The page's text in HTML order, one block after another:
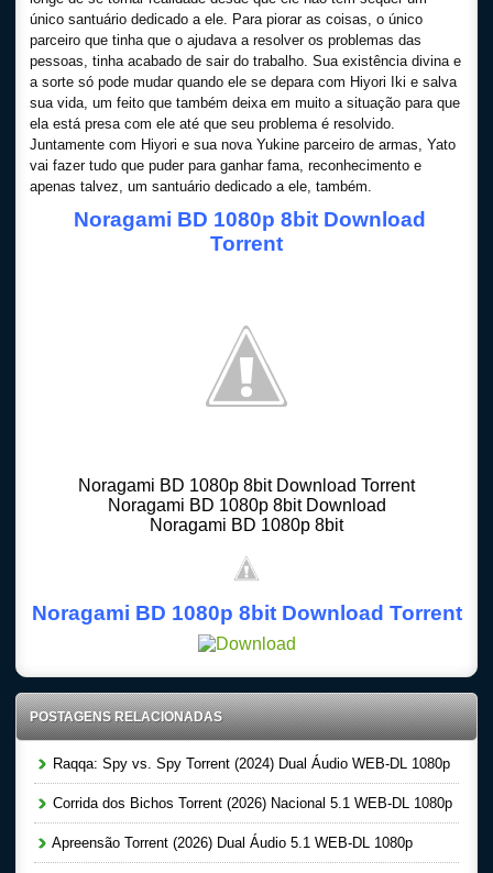
único santuário dedicado a ele. Para piorar as coisas, o único
parceiro que tinha que o ajudava a resolver os problemas das
pessoas, tinha acabado de sair do trabalho. Sua existência divina e
a sorte só pode mudar quando ele se depara com Hiyori Iki e salva
sua vida, um feito que também deixa em muito a situação para que
ela está presa com ele até que seu problema é resolvido.
Juntamente com Hiyori e sua nova Yukine parceiro de armas, Yato
vai fazer tudo que puder para ganhar fama, reconhecimento e
apenas talvez, um santuário dedicado a ele, também.
Noragami BD 1080p 8bit Download
Torrent
Noragami BD 1080p 8bit Download Torrent
Noragami BD 1080p 8bit Download
Noragami BD 1080p 8bit
Noragami BD 1080p 8bit Download Torrent
POSTAGENS RELACIONADAS
Raqqa: Spy vs. Spy Torrent (2024) Dual Áudio WEB-DL 1080p
Corrida dos Bichos Torrent (2026) Nacional 5.1 WEB-DL 1080p
Apreensão Torrent (2026) Dual Áudio 5.1 WEB-DL 1080p